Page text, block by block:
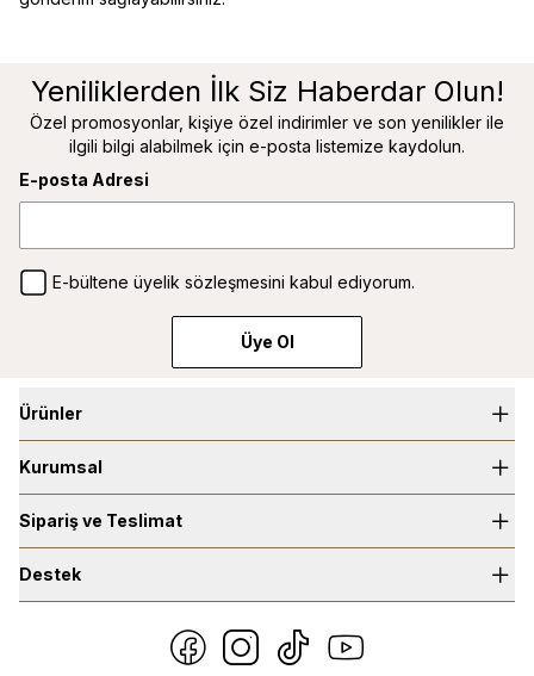
Yeniliklerden İlk Siz Haberdar Olun!
Özel promosyonlar, kişiye özel indirimler ve son yenilikler ile
ilgili bilgi alabilmek için e-posta listemize kaydolun.
E-posta Adresi
E-bültene üyelik sözleşmesini kabul ediyorum.
Üye Ol
Ürünler
Selective Parfümler
Niche Parfümler
Saç Parfümleri
Kurumsal
Hakkımızda
Bilgi Toplum Hizmetleri
Sipariş ve Teslimat
Üyelik Sözleşmesi
Mesafeli Satış Sözleşmesi
Destek